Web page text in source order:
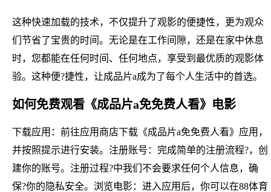
这种快速加载的技术，不仅提升了观影的便捷性，更为观众
们节省了宝贵的时间。无论是在工作间隙，还是在家中休息
时，您都能在任何时间、任何地点，享受到最优质的观影体
验。这种便?捷性，让成品片a成为了每个人生活中的首选。
如何免费观看《成品片a免免费人看》电影
下载应用：前往应用商店下载《成品片a免免费人看》应用，
并按照提示进行安装。注册账号：完成简单的注册流程?，创
建你的账号。注册过程?中我们不会要求任何个人信息，确
保?你的隐私安全。浏览电影：进入应用后，你可以在88体育